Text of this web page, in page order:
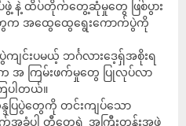
နဲ့ ထိပ်တိုက်တွေ့ဆုံမှုတွေ ဖြစ်ပွား
ေက အထွေထွေရွေးကောက်ပွဲကို
င်းပမယ့် ဘင်္ဂလားဒေ့ရှ်အစိုးရ
အ ကြမ်းဖက်မှုတွေ ပြုလုပ်လာ
ပါတယ်။
ဒပြပွဲတွေကို တင်းကျပ်သော
အခံပါ တီတွေရဲ့ အကြီးတန်းအဖွဲ့